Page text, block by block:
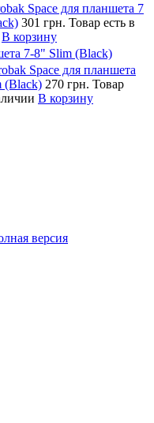
Space для планшета 7
301 грн. Товар есть в
В корзину
7-8" Slim (Black)
Space для планшета
(Black) 270 грн. Товар
В корзину
версия